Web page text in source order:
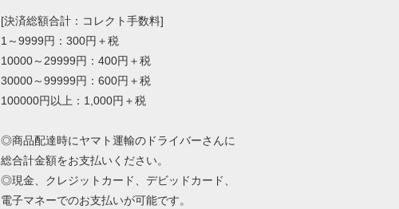
[決済総額合計：コレクト手数料]
1～9999円：300円＋税
10000～29999円：400円＋税
30000～99999円：600円＋税
100000円以上：1,000円＋税
◎商品配達時にヤマト運輸のドライバーさんに
総合計金額をお支払いください。
◎現金、クレジットカード、デビッドカード、
電子マネーでのお支払いが可能です。